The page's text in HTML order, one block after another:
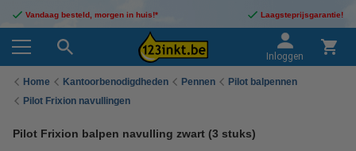
Vandaag besteld, morgen in huis!* Laagsteprijsgarantie!
Inloggen
Home Kantoorbenodigdheden Pennen
Pilot balpennen
Pilot Frixion navullingen
Pilot Frixion balpen navulling zwart (3 stuks)